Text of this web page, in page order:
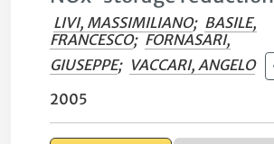
LIVI, MASSIMILIANO; BASILE,
FRANCESCO; FORNASARI,
GIUSEPPE; VACCARI, ANGELO
2005